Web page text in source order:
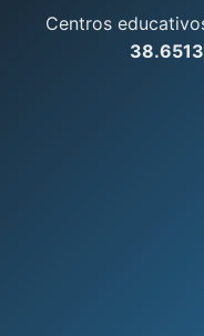
Centros